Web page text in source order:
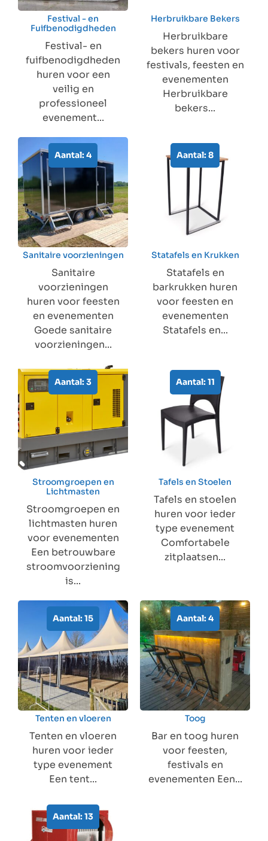
Festival - en
Fuifbenodigdheden
Festival- en
fuifbenodigdheden
huren voor een
veilig en
professioneel
evenement...
Herbruikbare Bekers
Herbruikbare
bekers huren voor
festivals, feesten en
evenementen
Herbruikbare
bekers...
Aantal: 4
Sanitaire voorzieningen
Sanitaire
voorzieningen
huren voor feesten
en evenementen
Goede sanitaire
voorzieningen...
Aantal: 8
Statafels en Krukken
Statafels en
barkrukken huren
voor feesten en
evenementen
Statafels en...
Aantal: 3
Stroomgroepen en
Lichtmasten
Stroomgroepen en
lichtmasten huren
voor evenementen
Een betrouwbare
stroomvoorziening
is...
Aantal: 11
Tafels en Stoelen
Tafels en stoelen
huren voor ieder
type evenement
Comfortabele
zitplaatsen...
Aantal: 15
Tenten en vloeren
Tenten en vloeren
huren voor ieder
type evenement
Een tent...
Aantal: 4
Toog
Bar en toog huren
voor feesten,
festivals en
evenementen Een...
Aantal: 13